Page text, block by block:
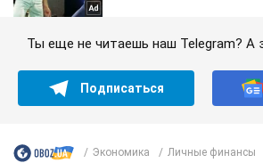
Ты еще не читаешь наш Telegram? А
Подписаться
Экономика
Личные финансы